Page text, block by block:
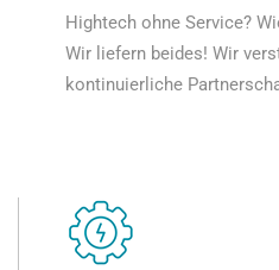
Hightech ohne Service?
Wir liefern beides! Wir
kontinuierliche